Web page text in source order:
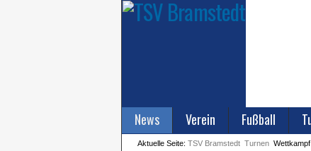
News Verein Fußball
Aktuelle Seite: TSV Bramstedt Turnen